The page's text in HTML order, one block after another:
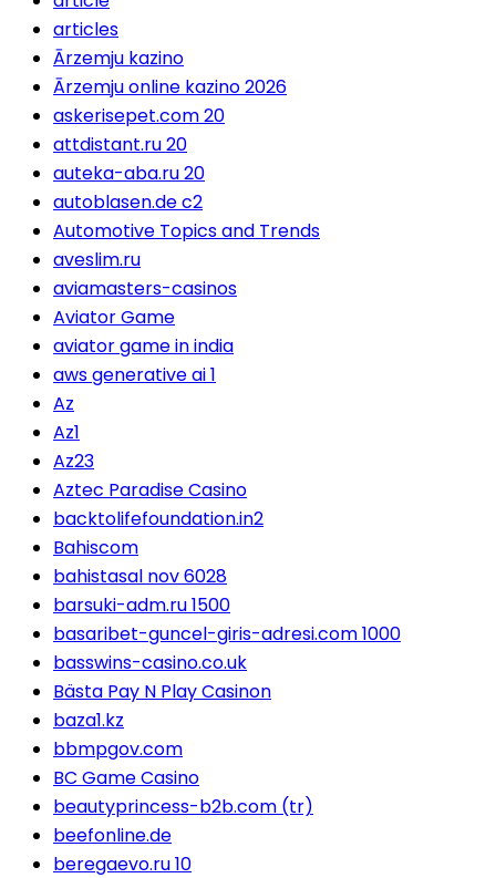
articles
Ārzemju kazino
Ārzemju online kazino 2026
askerisepet.com 20
attdistant.ru 20
auteka-aba.ru 20
autoblasen.de c2
Automotive Topics and Trends
aveslim.ru
aviamasters-casinos
Aviator Game
aviator game in india
aws generative ai 1
Az
Az1
Az23
Aztec Paradise Casino
backtolifefoundation.in2
Bahiscom
bahistasal nov 6028
barsuki-adm.ru 1500
basaribet-guncel-giris-adresi.com 1000
basswins-casino.co.uk
Bästa Pay N Play Casinon
baza1.kz
bbmpgov.com
BC Game Casino
beautyprincess-b2b.com (tr)
beefonline.de
beregaevo.ru 10